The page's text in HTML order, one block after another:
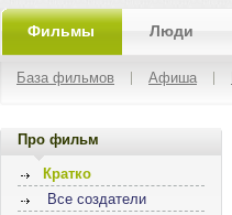
Фильмы Люди
База фильмов Афиша
Про фильм
Кратко
Все создатели